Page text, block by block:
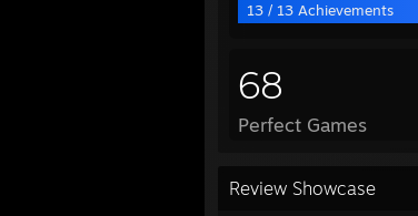
13 / 13 Achievements
68
Perfect Games
Review Showcase